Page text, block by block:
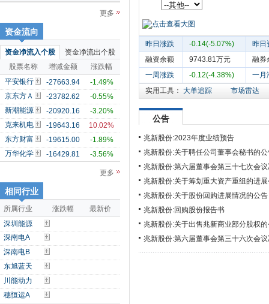
更多
资金流向
资金净流入个股
资金净流出个股
股票名称
增减金额
涨跌幅
平安银行
-27663.94
-1.49%
京东方Ａ
-23782.62
-0.55%
新潮能源
-20920.16
-3.20%
克来机电
-19643.16
10.02%
东方财富
-19615.00
-1.89%
万华化学
-16429.81 -3.56%
更多
相同行业
所属行业 涨跌幅
最新价
深圳能源
深南电A
深南电B
东旭蓝天
川能动力
穗恒运A
昨日涨跌 -0.14(-5.07%)
昨日
融资余额
9743.81万元
融券
一周涨跌
-0.12(-4.38%)
一月
实用工具： 大单追踪 市场雷达
公告
兆新股份:2023年度业绩预告
兆新股份:关于聘任公司董事会秘书的
兆新股份:第六届董事会第三十七次会
兆新股份:关于筹划重大资产重组的进
兆新股份:关于股份回购进展情况的公告
兆新股份:回购股份报告书
兆新股份:关于出售兆新商业部分股权
兆新股份:第六届董事会第三十六次会